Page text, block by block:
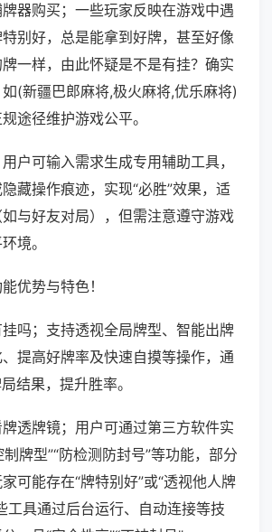
器购买；一些玩家反映在游戏中遇
别好，总是能拿到好牌，甚至好像
一样，由此怀疑是不是有挂？确实
(新疆巴郎麻将,极火麻将,优乐麻将)
途径维护游戏公平。
户可输入需求生成专用辅助工具，
藏操作痕迹，实现“必胜”效果，适
与好友对局），但需注意遵守游戏
境。
优势与特色！
吗；支持透视全局牌型、智能出牌
提高好牌率及快速自摸等操作，通
结果，提升胜率。
透牌镜；用户可通过第三方软件实
制牌型”“防检测防封号”等功能，部分
可能存在“牌特别好”或“透视他人牌
工具通过后台运行、自动连接等技